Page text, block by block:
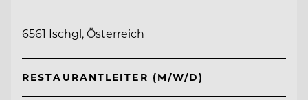
6561 Ischgl, Österreich
RESTAURANTLEITER (M/W/D)